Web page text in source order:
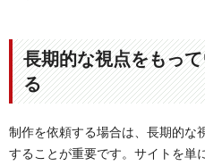
長期的な視点をもっ
る
制作を依頼する場合は、長期的な
することが重要です。サイトを単